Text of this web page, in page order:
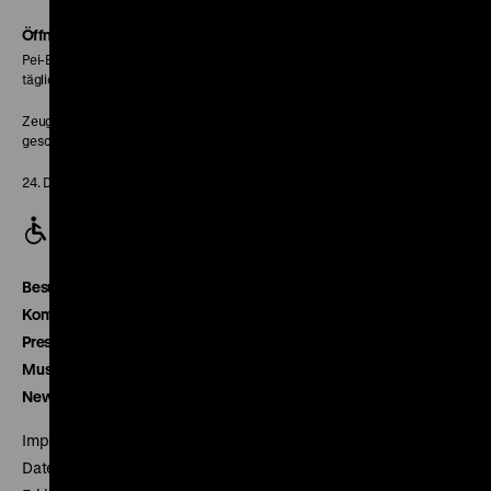
Öffnungszeiten
Pei-Bau:
täglich 10-18 Uhr
Zeughaus:
geschlossen
24. Dezember geschlossen
Besucherservice
Kontakt
Presse
Museumsverein
Newsletter
Impressum
Datenschutz